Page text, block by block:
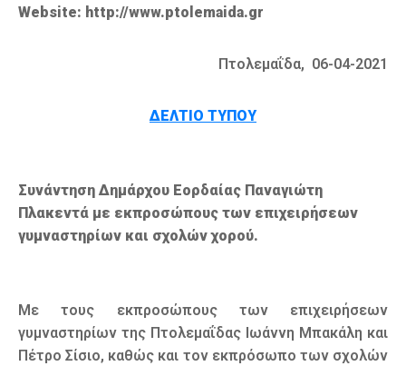
Website: http://www.ptolemaida.gr
Πτολεμαΐδα, 06-04-2021
ΔΕΛΤΙΟ ΤΥΠΟΥ
Συνάντηση Δημάρχου Εορδαίας Παναγιώτη
Πλακεντά με εκπροσώπους των επιχειρήσεων
γυμναστηρίων και σχολών χορού.
Με τους εκπροσώπους των επιχειρήσεων
γυμναστηρίων της Πτολεμαΐδας Ιωάννη Μπακάλη και
Πέτρο Σίσιο, καθώς και τον εκπρόσωπο των σχολών